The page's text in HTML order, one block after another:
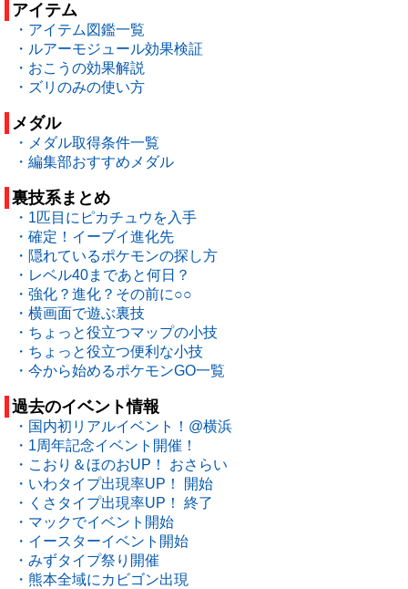
アイテム
・アイテム図鑑一覧
・ルアーモジュール効果検証
・おこうの効果解説
・ズリのみの使い方
メダル
・メダル取得条件一覧
・編集部おすすめメダル
裏技系まとめ
・1匹目にピカチュウを入手
・確定！イーブイ進化先
・隠れているポケモンの探し方
・レベル40まであと何日？
・強化？進化？その前に○○
・横画面で遊ぶ裏技
・ちょっと役立つマップの小技
・ちょっと役立つ便利な小技
・今から始めるポケモンGO一覧
過去のイベント情報
・国内初リアルイベント！@横浜
・1周年記念イベント開催！
・こおり＆ほのおUP！ おさらい
・いわタイプ出現率UP！ 開始
・くさタイプ出現率UP！ 終了
・マックでイベント開始
・イースターイベント開始
・みずタイプ祭り開催
・熊本全域にカビゴン出現